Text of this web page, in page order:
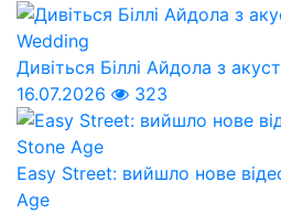
Дивіться Біллі Айдола з
16.07.2026
323
Easy Street: вийшло нове
Age